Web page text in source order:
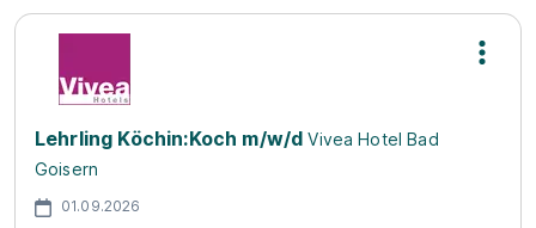
Lehrling Köchin:Koch m/w/d Vivea Hotel Bad
Goisern
01.09.2026